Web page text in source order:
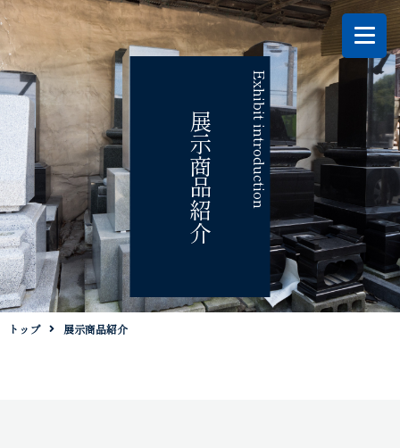
Exhibit introduction
展示商品紹介
トップ 展示商品紹介